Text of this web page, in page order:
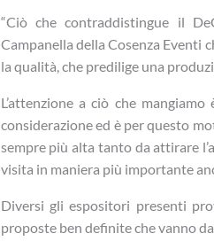
“Ciò che contraddistingue il
Campanella della Cosenza Eventi
la qualità, che predilige una
L’attenzione a ciò che
considerazione ed è per questo
sempre più alta tanto da attirare
visita in maniera più importante
Diversi gli espositori presenti
proposte ben definite che vanno